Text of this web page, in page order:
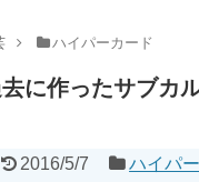
ハイパーカード
去に作ったサブカ
2016/5/7 ハイパ